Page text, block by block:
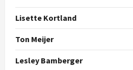
Lisette Kortland
Ton Meijer
Lesley Bamberger